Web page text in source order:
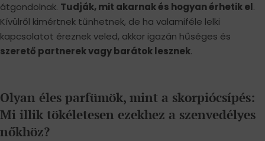
átgondolnak. Tudják, mit akarnak és hogyan érhetik el.
Kívülről kimértnek tűnhetnek, de ha valamiféle lelki
kapcsolatot éreznek veled, akkor igazán hűséges és
szerető partnerek vagy barátok lesznek.
Olyan éles parfümök, mint a skorpiócsípés:
Mi illik tökéletesen ezekhez a szenvedélyes
nőkhöz?